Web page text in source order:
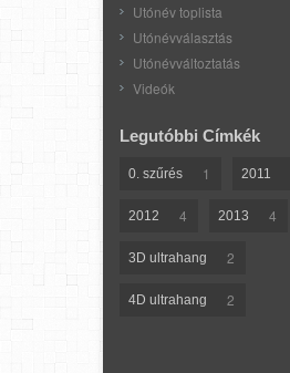
Utónév toplista
Utónévválasztás
Utónévváltoztatás
Videók
Legutóbbi Címkék
0. szűrés 1 2011
2012 4 2013 4
3D ultrahang 2
4D ultrahang 2